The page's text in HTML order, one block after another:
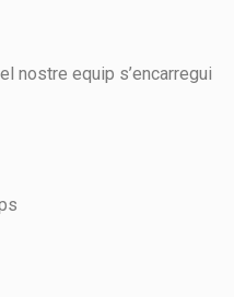
nostre equip s’encarregui